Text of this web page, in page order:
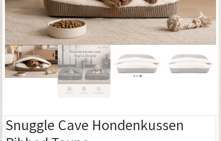
Snuggle Cave Hondenkussen